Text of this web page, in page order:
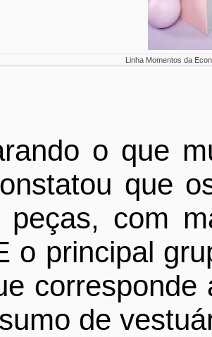
Linha Momentos da
o que
que
peças, com
o principal
corresponde
de